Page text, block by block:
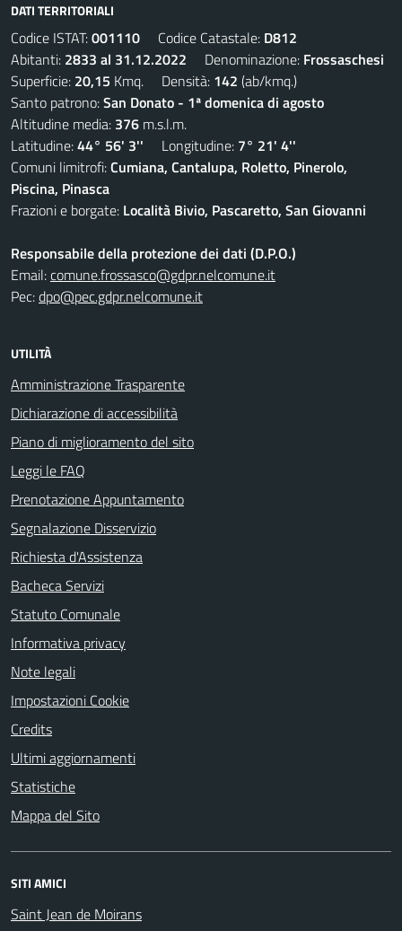
DATI TERRITORIALI
Codice ISTAT:001110 Codice Catastale: D812
Abitanti: 2833 al 31.12.2022 Denominazione: Frossaschesi
Superficie: 20,15 Kmq. Densità: 142 (ab/kmq.)
Santo patrono:San Donato - 1ª domenica di agosto
Altitudine media: 376 m.s.l.m.
Latitudine:44° 56' 3'' Longitudine: 7° 21' 4''
Comuni limitrofi:Cumiana, Cantalupa, Roletto, Pinerolo,
Piscina, Pinasca
Frazioni e borgate: Località Bivio, Pascaretto, San Giovanni
Responsabile della protezione dei dati (D.P.O.)
Email:comune.frossasco@gdpr.nelcomune.it
Pec:dpo@pec.gdpr.nelcomune.it
UTILITÀ
Amministrazione Trasparente
Dichiarazione di accessibilità
Piano di miglioramento del sito
Leggi le FAQ
Prenotazione Appuntamento
Segnalazione Disservizio
Richiesta d'Assistenza
Bacheca Servizi
Statuto Comunale
Informativa privacy
Note legali
Impostazioni Cookie
Credits
Ultimi aggiornamenti
Statistiche
Mappa del Sito
SITI AMICI
Saint Jean de Moirans